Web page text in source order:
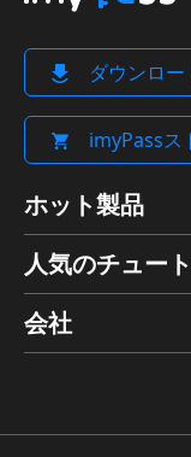
ダウンロー
imyPassス
ホット製品
人気のチュー
会社